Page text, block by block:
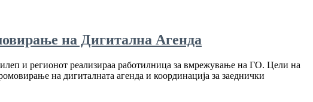
на Дигитална Агенда
и регионот реализираа работилница за вмрежување на ГО. Цели на
на дигиталната агенда и координација за заеднички